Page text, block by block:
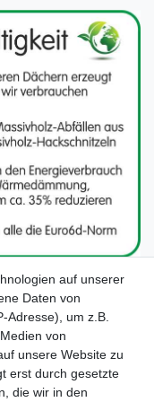
Media:
auf unserer
Daten von
Adresse), um z.B.
von
unsere Website zu
erst durch gesetzte
die wir in den